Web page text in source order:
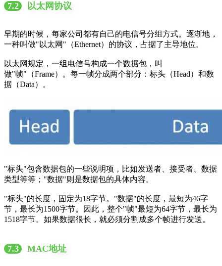
7.2 以太网协议
早期的时候，每家公司都有自己的电信号分组方式。逐渐地，
一种叫做"以太网"（Ethernet）的协议，占据了主导地位。
以太网规定，一组电信号构成一个数据包，叫
做"帧"（Frame）。每一帧分成两个部分：标头（Head）和数
据（Data）。
"标头"包含数据包的一些说明项，比如发送者、接受者、数据
类型等等；"数据"则是数据包的具体内容。
"标头"的长度，固定为18字节。"数据"的长度，最短为46字
节，最长为1500字节。因此，整个"帧"最短为64字节，最长为
1518字节。如果数据很长，就必须分割成多个帧进行发送。
7.3 MAC地址